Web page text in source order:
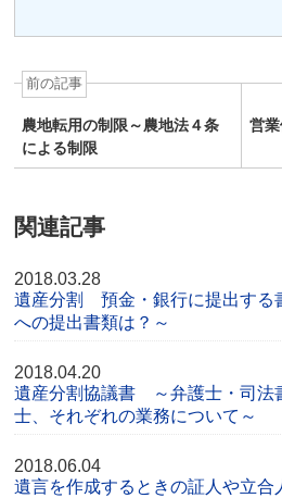
前の記事
農地転用の制限～農地法４条
による制限
営
関連記事
2018.03.28
遺産分割 預金・銀行に提出す
への提出書類は？～
2018.04.20
遺産分割協議書 ～弁護士・司法
士、それぞれの業務について～
2018.06.04
遺言を作成するときの証人や立合